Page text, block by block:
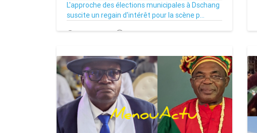
L'approche des élections municipales à Dschang
suscite un regain d'intérêt pour la scène p...
06/03/26 Par MenouActu 0